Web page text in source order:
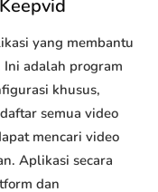
yang membantu
adalah program
khusus,
semua video
mencari video
Aplikasi secara
dan